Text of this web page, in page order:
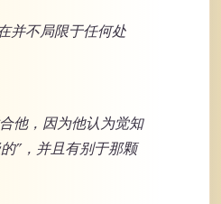
并不局限于任何处
他，因为他认为觉知
”，并且有别于那颗